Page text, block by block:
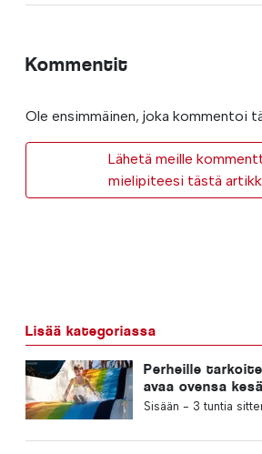
Kommentit
Ole ensimmäinen, joka kommentoi
Lähetä meille
mielipiteesi tästä
Lisää kategoriassa
Perheille
avaa ovensa
Portugalissa, ja
Sisään - 3 tuntia